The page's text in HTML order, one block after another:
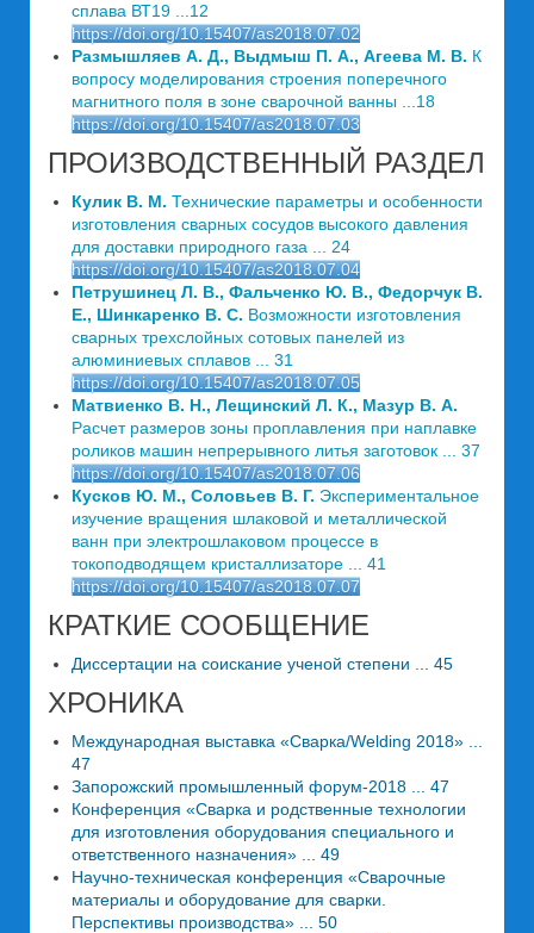
сплава ВТ19 ...12
https://doi.org/10.15407/as2018.07.02
Размышляев А. Д., Выдмыш П. А., Агеева М. В. К
вопросу моделирования строения поперечного
магнитного поля в зоне сварочной ванны ...18
https://doi.org/10.15407/as2018.07.03
ПРОИЗВОДСТВЕННЫЙ РАЗДЕЛ
Кулик В. М. Технические параметры и особенности
изготовления сварных сосудов высокого давления
для доставки природного газа ... 24
https://doi.org/10.15407/as2018.07.04
Петрушинец Л. В., Фальченко Ю. В., Федорчук В.
Е., Шинкаренко В. С. Возможности изготовления
сварных трехслойных сотовых панелей из
алюминиевых сплавов ... 31
https://doi.org/10.15407/as2018.07.05
Матвиенко В. Н., Лещинский Л. К., Мазур В. А.
Расчет размеров зоны проплавления при наплавке
роликов машин непрерывного литья заготовок ... 37
https://doi.org/10.15407/as2018.07.06
Кусков Ю. М., Соловьев В. Г. Экспериментальное
изучение вращения шлаковой и металлической
ванн при электрошлаковом процессе в
токоподводящем кристаллизаторе ... 41
https://doi.org/10.15407/as2018.07.07
КРАТКИЕ СООБЩЕНИЕ
Диссертации на соискание ученой степени ... 45
ХРОНИКА
Международная выставка «Сварка/Welding 2018» ...
47
Запорожский промышленный форум-2018 ... 47
Конференция «Сварка и родственные технологии
для изготовления оборудования специального и
ответственного назначения» ... 49
Научно-техническая конференция «Сварочные
материалы и оборудование для сварки.
Перспективы производства» ... 50